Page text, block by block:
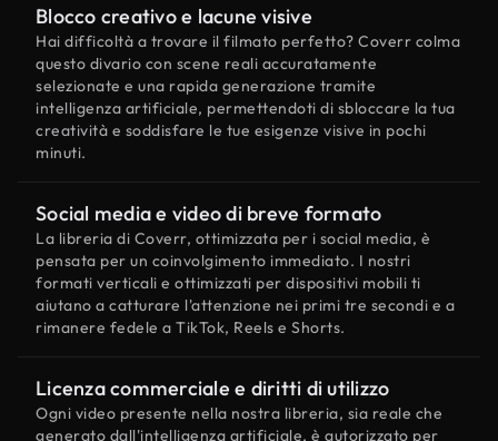
Blocco creativo e lacune visive
Hai difficoltà a trovare il filmato perfetto? Coverr colma
questo divario con scene reali accuratamente
selezionate e una rapida generazione tramite
intelligenza artificiale, permettendoti di sbloccare la tua
creatività e soddisfare le tue esigenze visive in pochi
minuti.
Social media e video di breve formato
La libreria di Coverr, ottimizzata per i social media, è
pensata per un coinvolgimento immediato. I nostri
formati verticali e ottimizzati per dispositivi mobili ti
aiutano a catturare l'attenzione nei primi tre secondi e a
rimanere fedele a TikTok, Reels e Shorts.
Licenza commerciale e diritti di utilizzo
Ogni video presente nella nostra libreria, sia reale che
generato dall'intelligenza artificiale, è autorizzato per